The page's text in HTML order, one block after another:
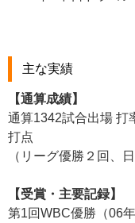
主な実績
【通算成績】
通算1342試合出場 打
打点
（リーグ優勝２回、
【受賞・主要記録】
第1回WBC優勝（06年